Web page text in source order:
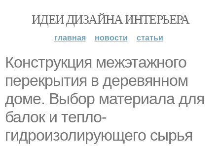
ИДЕИ ДИЗАЙНА ИНТЕРЬЕРА
главная новости статьи
Конструкция межэтажного
перекрытия в деревянном
доме. Выбор материала для
балок и тепло-
гидроизолирующего сырья